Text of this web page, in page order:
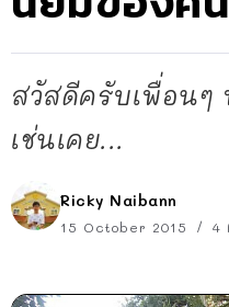
สวัสดีครับเพื่อนๆ
เช่นเคย...
Ricky Naibann
15 October 2015 4